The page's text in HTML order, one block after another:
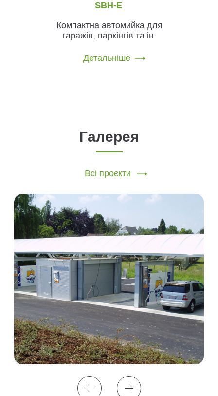
Детальніше
SBH-E
Компактна автомийка для
гаражів, паркінгів та ін.
Всі проєкти
Галерея